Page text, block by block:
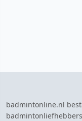
badmintonline.nl